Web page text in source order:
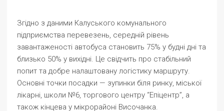
Згідно з даними Калуського комунального
підприємства перевезень, середній рівень
завантаженості автобуса становить 75% у будні дні та
близько 50% у вихідні. Це свідчить про стабільний
попит та добре налаштовану логістику маршруту.
Основні точки посадки — зупинки біля ринку, міської
лікарні, школи №6, торгового центру “Епіцентр”, а
також кінцева у мікрорайоні Височанка.